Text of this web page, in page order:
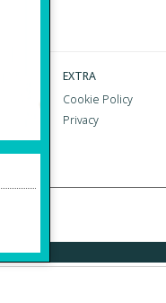
EXTRA
Cookie Policy
Privacy